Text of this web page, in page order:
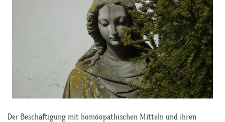
Der Beschäftigung mit homöopathischen Mitteln und ihren